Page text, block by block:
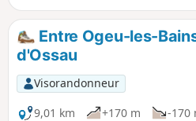
Entre Ogeu-les-
d'Ossau
Visorandonneur
9,01 km
+170 m
-170